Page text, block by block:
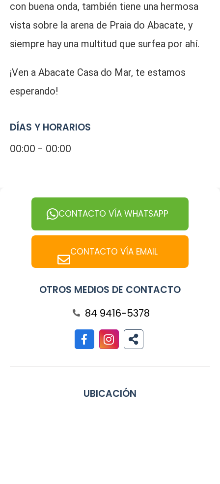
con buena onda, también tiene una hermosa
vista sobre la arena de Praia do Abacate, y
siempre hay una multitud que surfea por ahí.
¡Ven a Abacate Casa do Mar, te estamos
esperando!
DÍAS Y HORARIOS
00:00 - 00:00
CONTACTO VÍA WHATSAPP
CONTACTO VÍA EMAIL
OTROS MEDIOS DE CONTACTO
84 9416-5378
UBICACIÓN